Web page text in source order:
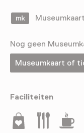
Museumkaart
Nog geen
Museumkaart of
Faciliteiten
Museumwinkel
RestaurantDrinken